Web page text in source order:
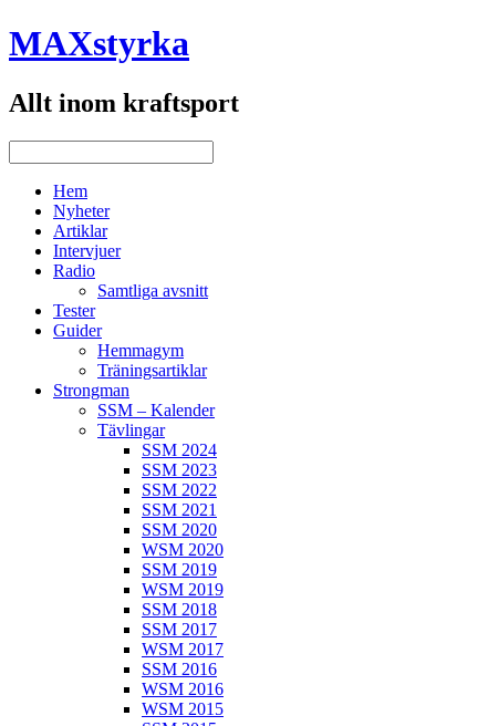
MAXstyrka
Allt inom kraftsport
Hem
Nyheter
Artiklar
Intervjuer
Radio
Samtliga avsnitt
Tester
Guider
Hemmagym
Träningsartiklar
Strongman
SSM – Kalender
Tävlingar
SSM 2024
SSM 2023
SSM 2022
SSM 2021
SSM 2020
WSM 2020
SSM 2019
WSM 2019
SSM 2018
SSM 2017
WSM 2017
SSM 2016
WSM 2016
WSM 2015